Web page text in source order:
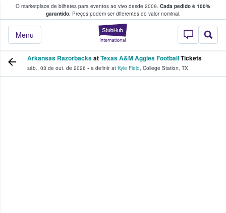
O marketplace de bilhetes para eventos ao vivo desde 2009. Cada pedido é 100%
garantido.Preços podem ser diferentes do valor nominal.
StubHub – onde
Menu
fãs compram e vendem bilhetes
Arkansas RazorbacksatTexas A&M Aggies FootballTickets
sáb., 03 de out. de 2026 • a definir at Kyle Field, College Station, TX